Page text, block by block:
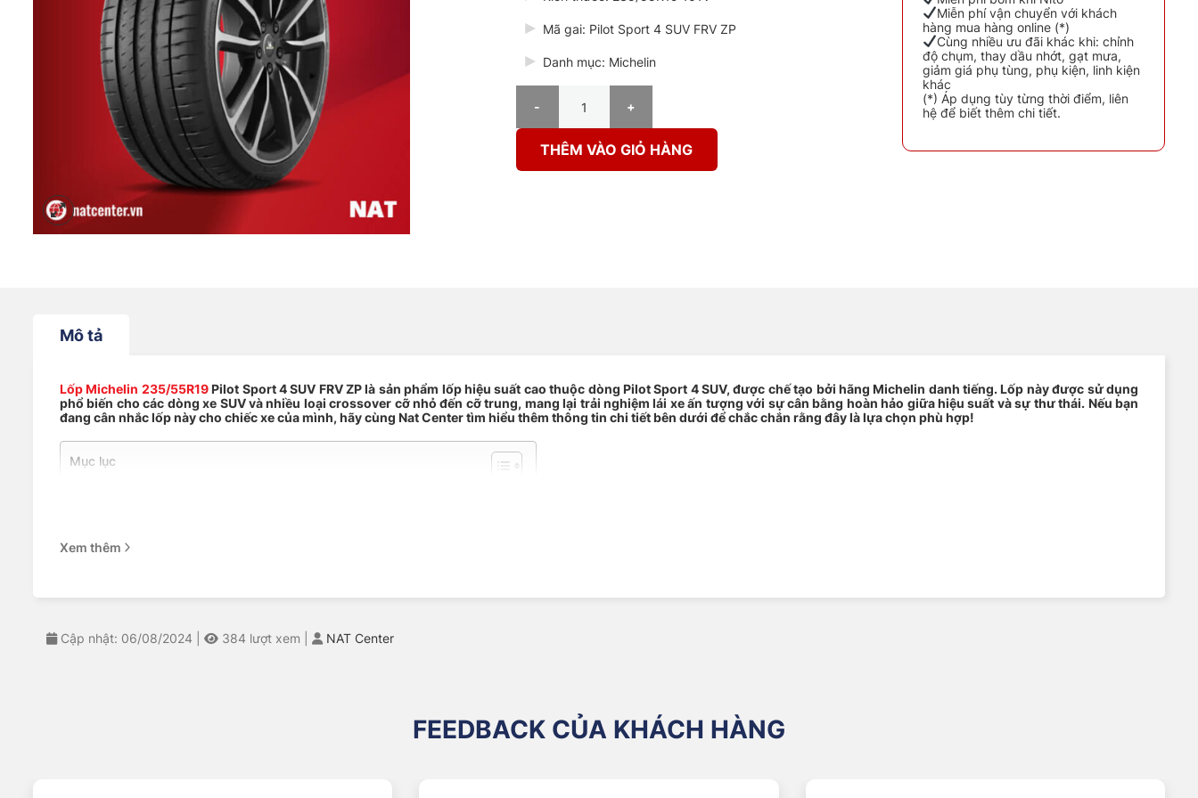
Mã gai: Pilot Sport 4 SUV FRV ZP
Danh mục: Michelin
THÊM VÀO GIỎ HÀNG
Miễn phí vận chuyển với khách
hàng mua hàng online (*)
Cùng nhiều ưu đãi khác khi: chỉnh
độ chụm, thay dầu nhớt, gạt mưa,
giảm giá phụ tùng, phụ kiện, linh kiện
khác
(*) Áp dụng tùy từng thời điểm, liên
hệ để biết thêm chi tiết.
Mô tả
Lốp Michelin 235/55R19Pilot Sport 4 SUV FRV ZP là sản phẩm lốp hiệu suất cao thuộc dòng Pilot Sport 4 SUV, được chế tạo bởi hãng Michelin danh tiếng. Lốp này được sử dụng
phổ biến cho các dòng xe SUV và nhiều loại crossover cỡ nhỏ đến cỡ trung, mang lại trải nghiệm lái xe ấn tượng với sự cân bằng hoàn hảo giữa hiệu suất và sự thư thái. Nếu bạn
đang cân nhắc lốp này cho chiếc xe của mình, hãy cùng Nat Center tìm hiểu thêm thông tin chi tiết bên dưới để chắc chắn rằng đây là lựa chọn phù hợp!
Mục lục
NAT CENTER – ĐẠI LÝ ỦY QUYỀN CHÍNH THỨC CỦA MICHELIN TẠI VIỆT NAM
Michelin 235/55R19 101V
Xem thêm
Cập nhật: 06/08/2024 384 lượt xem NAT Center
FEEDBACK CỦA KHÁCH HÀNG